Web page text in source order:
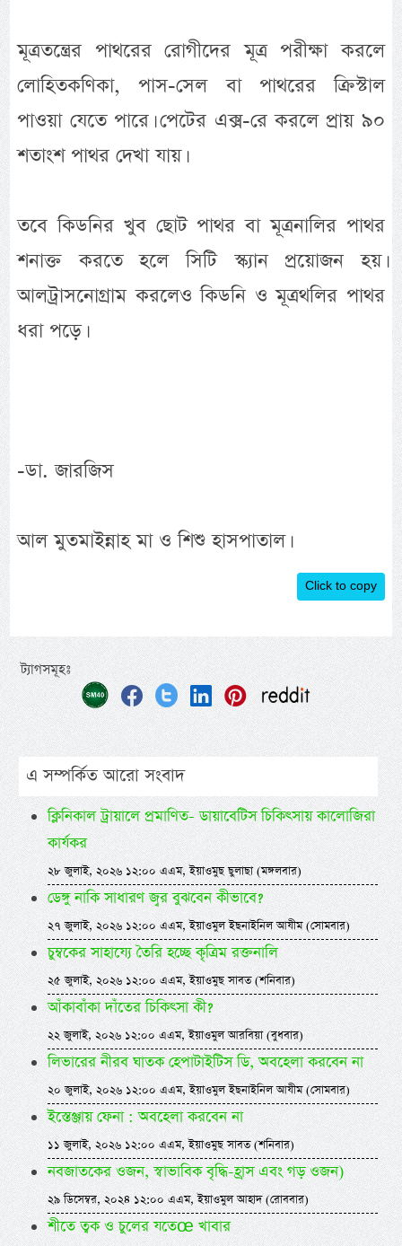
মূত্রতন্ত্রের পাথরের রোগীদের মূত্র পরীক্ষা করলে
লোহিতকণিকা, পাস-সেল বা পাথরের ক্রিস্টাল
পাওয়া যেতে পারে। পেটের এক্স-রে করলে প্রায় ৯০
শতাংশ পাথর দেখা যায়।
তবে কিডনির খুব ছোট পাথর বা মূত্রনালির পাথর
শনাক্ত করতে হলে সিটি স্ক্যান প্রয়োজন হয়।
আলট্রাসনোগ্রাম করলেও কিডনি ও মূত্রথলির পাথর
ধরা পড়ে।
-ডা. জারজিস
আল মুতমাইন্নাহ মা ও শিশু হাসপাতাল।
Click to copy
ট্যাগসমূহঃ
এ সম্পর্কিত আরো সংবাদ
ক্লিনিকাল ট্রায়ালে প্রমাণিত- ডায়াবেটিস চিকিৎসায় কালোজিরা
কার্যকর
২৮ জুলাই, ২০২৬ ১২:০০ এএম, ইয়াওমুছ ছুলাছা (মঙ্গলবার)
ডেঙ্গু নাকি সাধারণ জ্বর বুঝবেন কীভাবে?
২৭ জুলাই, ২০২৬ ১২:০০ এএম, ইয়াওমুল ইছনাইনিল আযীম (সোমবার)
চুম্বকের সাহায্যে তৈরি হচ্ছে কৃত্রিম রক্তনালি
২৫ জুলাই, ২০২৬ ১২:০০ এএম, ইয়াওমুছ সাবত (শনিবার)
আঁকাবাঁকা দাঁতের চিকিৎসা কী?
২২ জুলাই, ২০২৬ ১২:০০ এএম, ইয়াওমুল আরবিয়া (বুধবার)
লিভারের নীরব ঘাতক হেপাটাইটিস ডি, অবহেলা করবেন না
২০ জুলাই, ২০২৬ ১২:০০ এএম, ইয়াওমুল ইছনাইনিল আযীম (সোমবার)
ইস্তেঞ্জায় ফেনা : অবহেলা করবেন না
১১ জুলাই, ২০২৬ ১২:০০ এএম, ইয়াওমুছ সাবত (শনিবার)
নবজাতকের ওজন, স্বাভাবিক বৃদ্ধি-হ্রাস এবং গড় ওজন)
২৯ ডিসেম্বর, ২০২৪ ১২:০০ এএম, ইয়াওমুল আহাদ (রোববার)
শীতে ত্বক ও চুলের যতেœ খাবার